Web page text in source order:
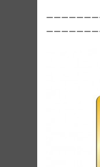
ーーーーーー
ーーーーーー